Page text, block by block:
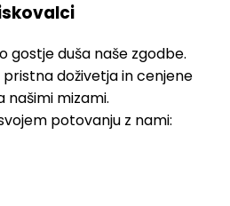
gostje duša naše zgodbe.
pristna doživetja in cenjene
našimi mizami.
potovanju z nami: